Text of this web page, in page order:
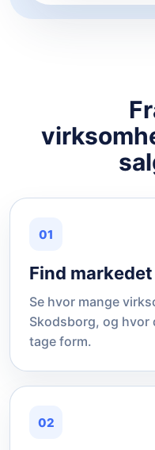
01
Find markedet
Se hvor mange
Skodsborg, og hvor
tage form.
02